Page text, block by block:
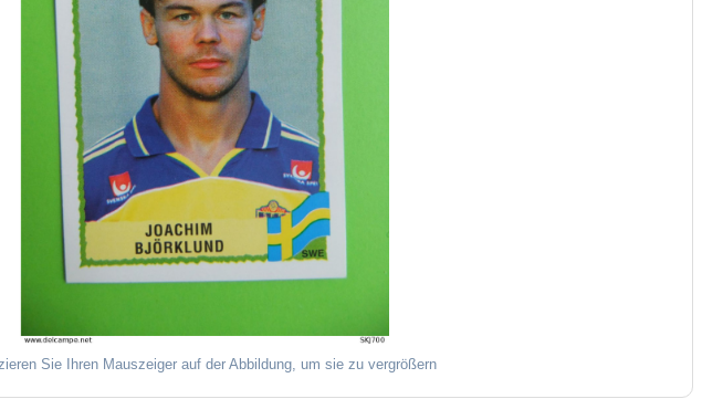
Sie Ihren Mauszeiger auf der Abbildung, um sie zu vergrößern